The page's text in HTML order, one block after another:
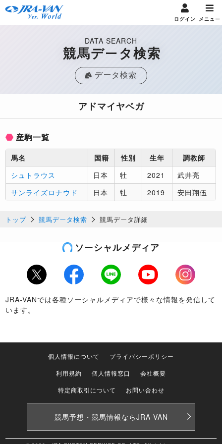
ログイン メニュー
DATA SEARCH
競馬データ検索
データ検索
アドマイヤベガ
産駒一覧
馬名 国籍 性別 生年
調教師
シュトラウス
日本 牡 2021
武井亮
サンライズロナウド
日本 牡 2019 安田翔伍
トップ 競馬データ検索 競馬データ詳細
ソーシャルメディア
Twitter Facebook LINE Youtube
Instagram
JRA-VANでは各種ソーシャルメディアで様々な情報を発信して
います。
個人情報について
プライバシーポリシー
利用規約
個人情報窓口
会社概要
特定商取引について
お問い合わせ
競馬予想・競馬情報ならJRA-VAN